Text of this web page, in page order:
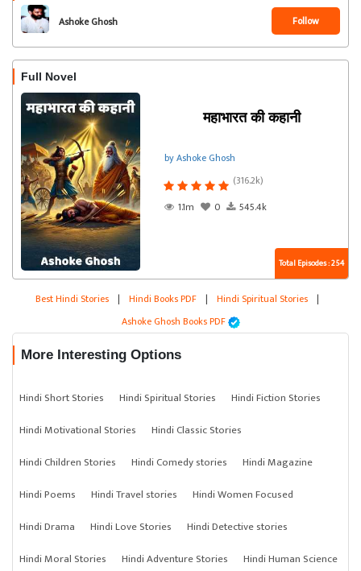
Ashoke Ghosh Follow
Full Novel
महाभारत की कहानी
by Ashoke Ghosh
(316.2k)
1.1m
0 545.4k
Total Episodes : 254
Best Hindi Stories | Hindi Books PDF | Hindi Spiritual Stories |
Ashoke Ghosh Books PDF
More Interesting Options
Hindi Short Stories Hindi Spiritual Stories
Hindi Fiction Stories
Hindi Motivational Stories
Hindi Classic Stories
Hindi Children Stories
Hindi Comedy stories
Hindi Magazine
Hindi Poems
Hindi Travel stories
Hindi Women Focused
Hindi Drama
Hindi Love Stories
Hindi Detective stories
Hindi Moral Stories
Hindi Adventure Stories Hindi Human Science